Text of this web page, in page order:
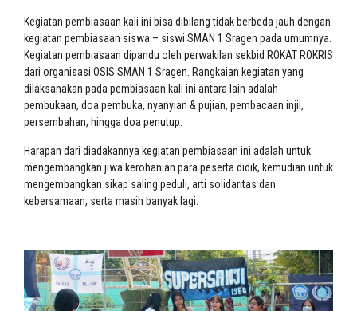
Kegiatan pembiasaan kali ini bisa dibilang tidak berbeda jauh dengan
kegiatan pembiasaan siswa – siswi SMAN 1 Sragen pada umumnya.
Kegiatan pembiasaan dipandu oleh perwakilan sekbid ROKAT ROKRIS
dari organisasi OSIS SMAN 1 Sragen. Rangkaian kegiatan yang
dilaksanakan pada pembiasaan kali ini antara lain adalah
pembukaan, doa pembuka, nyanyian & pujian, pembacaan injil,
persembahan, hingga doa penutup.
Harapan dari diadakannya kegiatan pembiasaan ini adalah untuk
mengembangkan jiwa kerohanian para peserta didik, kemudian untuk
mengembangkan sikap saling peduli, arti solidaritas dan
kebersamaan, serta masih banyak lagi.